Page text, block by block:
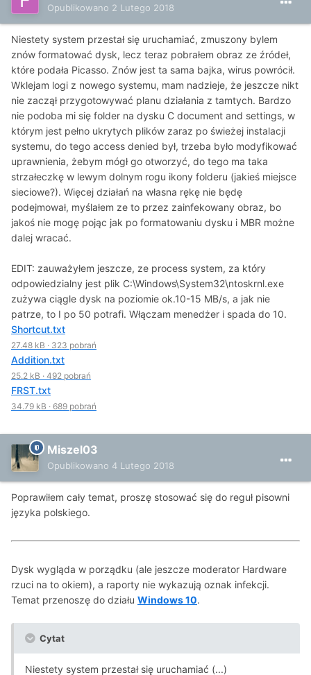
Opublikowano 2 Lutego 2018
Niestety system przestał się uruchamiać, zmuszony bylem
znów formatować dysk, lecz teraz pobrałem obraz ze źródeł,
które podała Picasso. Znów jest ta sama bajka, wirus powrócił.
Wklejam logi z nowego systemu, mam nadzieje, że jeszcze nikt
nie zaczął przygotowywać planu działania z tamtych. Bardzo
nie podoba mi się folder na dysku C document and settings, w
którym jest pełno ukrytych plików zaraz po świeżej instalacji
systemu, do tego access denied był, trzeba było modyfikować
uprawnienia, żebym mógł go otworzyć, do tego ma taka
strzałeczkę w lewym dolnym rogu ikony folderu (jakieś miejsce
sieciowe?). Więcej działań na własna rękę nie będę
podejmował, myślałem ze to przez zainfekowany obraz, bo
jakoś nie mogę pojąc jak po formatowaniu dysku i MBR możne
dalej wracać.
EDIT: zauważyłem jeszcze, ze process system, za który
odpowiedzialny jest plik C:\Windows\System32\ntoskrnl.exe
zużywa ciągle dysk na poziomie ok.10-15 MB/s, a jak nie
patrze, to I po 50 potrafi. Włączam menedżer i spada do 10.
Shortcut.txt
27.48 kB · 323 pobrań
Addition.txt
25.2 kB · 492 pobrań
FRST.txt
34.79 kB · 689 pobrań
Miszel03
Opublikowano 4 Lutego 2018
Poprawiłem cały temat, proszę stosować się do reguł pisowni
języka polskiego.
Dysk wygląda w porządku (ale jeszcze moderator Hardware
rzuci na to okiem), a raporty nie wykazują oznak infekcji.
Temat przenoszę do działu Windows 10.
Cytat
Niestety system przestał się uruchamiać (...)